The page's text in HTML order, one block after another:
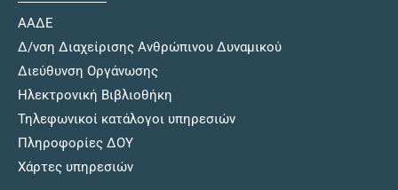
ΑΑΔΕ
Δ/νση Διαχείρισης Ανθρώπινου Δυναμικού
Διεύθυνση Οργάνωσης
Hλεκτρονική Βιβλιοθήκη
Τηλεφωνικοί κατάλογοι υπηρεσιών
Πληροφορίες ΔΟΥ
Χάρτες υπηρεσιών